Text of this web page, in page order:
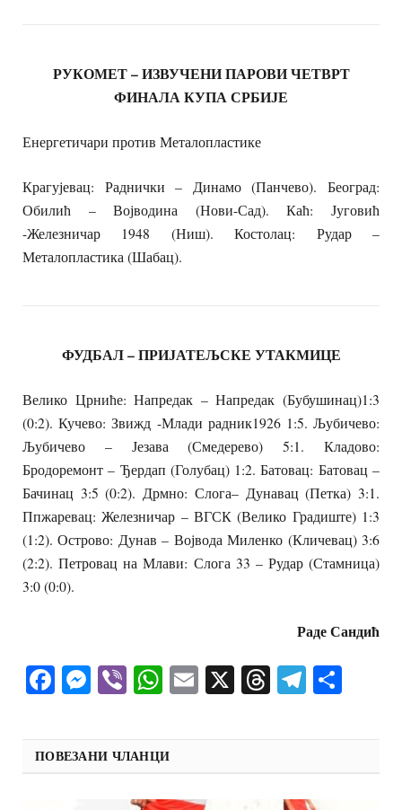
РУКОМЕТ – ИЗВУЧЕНИ ПАРОВИ ЧЕТВРТ
ФИНАЛА КУПА СРБИЈЕ
Енергетичари против Металопластике
Крагујевац: Раднички – Динамо (Панчево). Београд:
Обилић – Војводина (Нови-Сад). Каћ: Југовић
-Железничар 1948 (Ниш). Костолац: Рудар –
Металопластика (Шабац).
ФУДБАЛ – ПРИЈАТЕЉСКЕ УТАКМИЦЕ
Велико Црниће: Напредак – Напредак (Бубушинац)1:3
(0:2). Кучево: Звижд -Млади радник1926 1:5. Љубичево:
Љубичево – Језава (Смедерево) 5:1. Кладово:
Бродоремонт – Ђердап (Голубац) 1:2. Батовац: Батовац –
Бачинац 3:5 (0:2). Дрмно: Слога– Дунавац (Петка) 3:1.
Ппжаревац: Железничар – ВГСК (Велико Градиште) 1:3
(1:2). Острово: Дунав – Војвода Миленко (Кличевац) 3:6
(2:2). Петровац на Млави: Слога 33 – Рудар (Стамница)
3:0 (0:0).
Раде Сандић
Facebook
Messenger
ViberWhatsApp
Email
X Threads
ПОВЕЗАНИ ЧЛАНЦИ